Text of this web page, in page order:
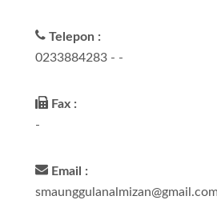
Telepon :
0233884283 - -
Fax :
-
Email :
smaunggulanalmizan@gmail.com